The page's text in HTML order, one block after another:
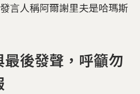
言人稱阿爾謝里夫是哈瑪斯
後發聲，呼籲勿